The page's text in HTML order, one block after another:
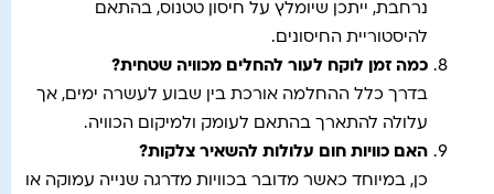
נרחבת, ייתכן שיומלץ על חיסון טטנוס, בהתאם
להיסטוריית החיסונים.
כמה זמן לוקח לעור להחלים מכוויה שטחית?
בדרך כלל ההחלמה אורכת בין שבוע לעשרה ימים, אך
עלולה להתארך בהתאם לעומק ולמיקום הכוויה.
האם כוויות חום עלולות להשאיר צלקות?
כן, במיוחד כאשר מדובר בכוויות מדרגה שנייה עמוקה או